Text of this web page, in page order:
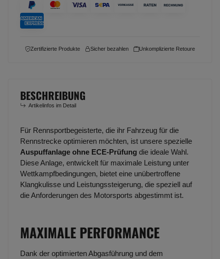
Zertifizierte Produkte Sicher bezahlen Unkomplizierte Retoure
BESCHREIBUNG
Artikelinfos im Detail
Für Rennsportbegeisterte, die ihr Fahrzeug für die
Rennstrecke optimieren möchten, ist unsere spezielle
Auspuffanlage ohne ECE-Prüfung die ideale Wahl.
Diese Anlage, entwickelt für maximale Leistung unter
Wettkampfbedingungen, bietet eine unübertroffene
Klangkulisse und Leistungssteigerung, die speziell auf
die Anforderungen des Motorsports abgestimmt ist.
MAXIMALE PERFORMANCE
Dank der optimierten Abgasführung und dem